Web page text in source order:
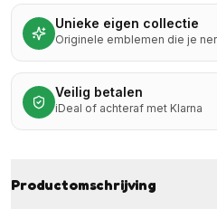
Unieke eigen collectie
Originele emblemen die je
Veilig betalen
iDeal of achteraf met Klarna
Productomschrijving